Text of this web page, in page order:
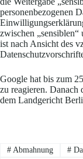
personenbezogenen
zwischen „sensiblen“
ist nach Ansicht des
Google hat bis zum
zu reagieren. Danach
dem Landgericht
#Abmahnung #